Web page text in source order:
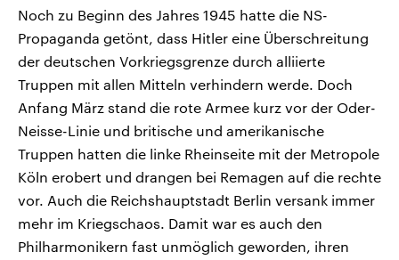
Noch zu Beginn des Jahres 1945 hatte die NS-
Propaganda getönt, dass Hitler eine Überschreitung
der deutschen Vorkriegsgrenze durch alliierte
Truppen mit allen Mitteln verhindern werde. Doch
Anfang März stand die rote Armee kurz vor der Oder-
Neisse-Linie und britische und amerikanische
Truppen hatten die linke Rheinseite mit der Metropole
Köln erobert und drangen bei Remagen auf die rechte
vor. Auch die Reichshauptstadt Berlin versank immer
mehr im Kriegschaos. Damit war es auch den
Philharmonikern fast unmöglich geworden, ihren